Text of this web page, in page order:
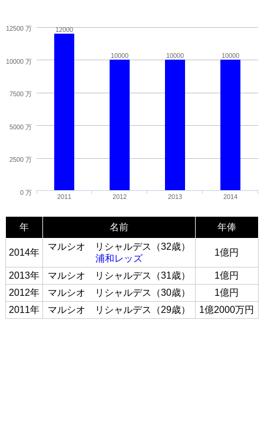
12000
10000 10000 10000
2011 2012 2013 2014
0 万
2500 万
5000 万
7500 万
10000 万
12500 万
年 名前 年俸
2014年
マルシオ リシャルデス（32歳）
浦和レッズ
1億円
2013年 マルシオ リシャルデス（31歳）
1億円
2012年
マルシオ リシャルデス（30歳）
1億円
2011年
マルシオ リシャルデス（29歳） 1億2000万円